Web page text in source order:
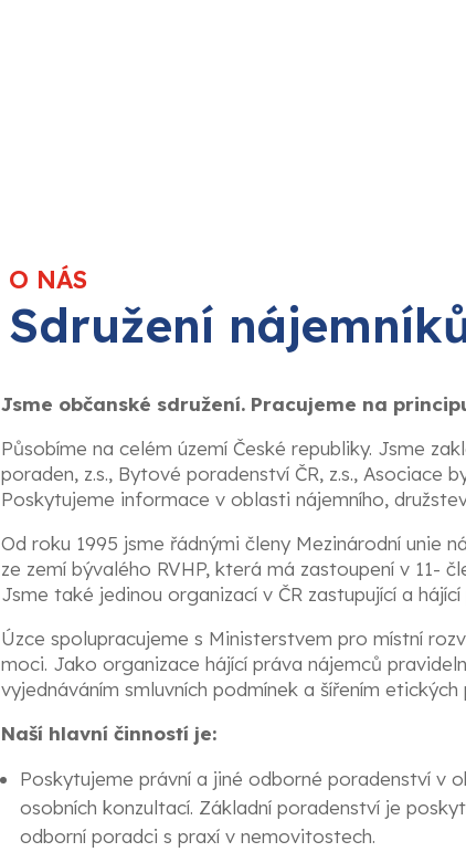
O NÁS
Sdružení
Jsme občanské sdružení. Pracujeme na
Působíme na celém území České republiky. Jsme
poraden, z.s., Bytové poradenství ČR, z.s.,
Poskytujeme informace v oblasti nájemního,
Od roku 1995 jsme řádnými členy Mezinárodní unie
ze zemí bývalého RVHP, která má zastoupení v 11-
Jsme také jedinou organizací v ČR zastupující a
Úzce spolupracujeme s Ministerstvem pro místní
moci. Jako organizace hájící práva nájemců
vyjednáváním smluvních podmínek a šířením
Naší hlavní činností je:
Poskytujeme právní a jiné odborné poradenství
osobních konzultací. Základní poradenství je
odborní poradci s praxí v nemovitostech.